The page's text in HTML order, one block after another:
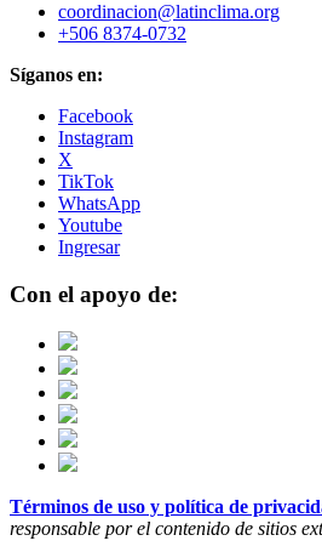
coordinacion@latinclima.org
+506 8374-0732
Síganos en:
Facebook
Instagram
X
TikTok
WhatsApp
Youtube
Ingresar
Con el apoyo de:
Términos de uso y política de
responsable por el contenido de sitios